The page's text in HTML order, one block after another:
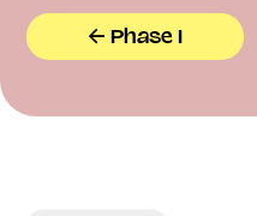
← Phase I